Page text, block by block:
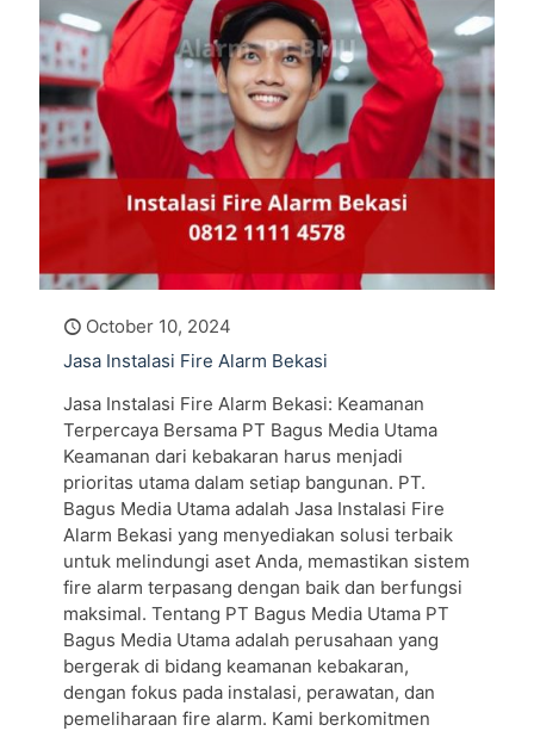
October 10, 2024
Jasa Instalasi Fire Alarm Bekasi
Jasa Instalasi Fire Alarm Bekasi: Keamanan
Terpercaya Bersama PT Bagus Media Utama
Keamanan dari kebakaran harus menjadi
prioritas utama dalam setiap bangunan. PT.
Bagus Media Utama adalah Jasa Instalasi Fire
Alarm Bekasi yang menyediakan solusi terbaik
untuk melindungi aset Anda, memastikan sistem
fire alarm terpasang dengan baik dan berfungsi
maksimal. Tentang PT Bagus Media Utama PT
Bagus Media Utama adalah perusahaan yang
bergerak di bidang keamanan kebakaran,
dengan fokus pada instalasi, perawatan, dan
pemeliharaan fire alarm. Kami berkomitmen